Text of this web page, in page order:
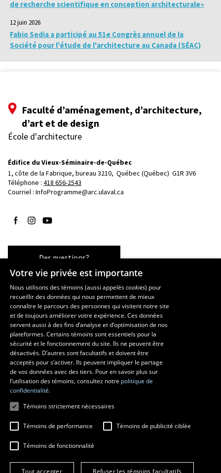
de recherche scientifique en conception architecturale»
12 juin 2026
Fabio Sedia a participé au 51e Congrès annuel de la
Société pour l'étude de l'architecture au Canada (SÉAC)
Faculté d’aménagement, d’architecture,
d’art et de design
École d'architecture
Édifice du Vieux-Séminaire-de-Québec
1, côte de la Fabrique, bureau 3210, Québec (Québec)  G1R 3V6
Téléphone : 418 656-2543
Courriel : InfoProgramme@arc.ulaval.ca
Suivez-nous sur Facebook
Suivez-nous sur Instagram
Suivez-nous sur YouTube
Des questions?
Les écoles et la recherche
École d’art
École supérieure d’aménagement du territoire et de développement
régional
École de design
Centre de recherche en aménagement et développement
© 2026 Université Laval
Tous droits réservés
Votre vie privée est importante
Nous utilisons des témoins (aussi appeléscookies) pour
recueillir des données qui nous permettent de mieux
connaître le parcours des personnes qui visitent notre site
et de toujours améliorer votre expérience. Ces données
servent aussi à des fins d’analyse et d’optimisation de nos
plateformes. Certains témoins sont essentiels pour la
sécurité et le fonctionnement du site. Ils ne peuvent être
désactivés. D’autres sont facultatifs et doivent être
acceptés pour s’activer. Ils peuvent impliquer le partage
de vos données avec des tiers. Pour en savoir plus sur
l’utilisation des témoins, consultez notre politique de
confidentialité.
Témoins strictement nécessaires
Témoins de performance Témoins de publicité ciblée
Témoins de fonctionnalité
Tout accepter Refuser les témoins facultatifs